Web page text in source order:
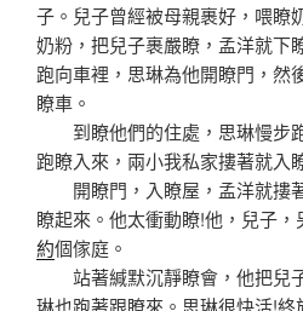
子。兒子曾經被母親裹好，喂瞭
奶粉，把兒子裹嚴瞭，孟洋就下
跑向車裡，思琳為他開瞭門，然
瞭車。
到瞭他們的住處，思琳慢步
跑瞭入來，兩小我私家摟著就入
開瞭門，入瞭屋，孟洋就摟
瞭起來。他太衝動瞭!他，兒子
約個傢庭。
站著緘默沉靜瞭會，他把兒
琳也跑著跟瞭來。思琳很快活!